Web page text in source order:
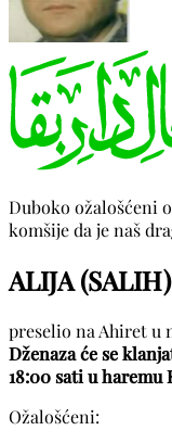
Duboko ožalošćeni
komšije da je naš
ALIJA
preselio na Ahiret u
Dženaza će se
18:00 sati u haremu
Ožalošćeni: